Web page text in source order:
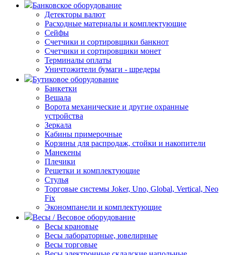
Банковское оборудование
Детекторы валют
Расходные материалы и комплектующие
Сейфы
Счетчики и сортировщики банкнот
Счетчики и сортировщики монет
Терминалы оплаты
Уничтожители бумаги - шредеры
Бутиковое оборудование
Банкетки
Вешала
Ворота механические и другие охранные
устройства
Зеркала
Кабины примерочные
Корзины для распродаж, стойки и накопители
Манекены
Плечики
Решетки и комплектующие
Стулья
Торговые системы Joker, Uno, Global, Vertical, Neo
Fix
Экономпанели и комплектующие
Весы / Весовое оборудование
Весы крановые
Весы лабораторные, ювелирные
Весы торговые